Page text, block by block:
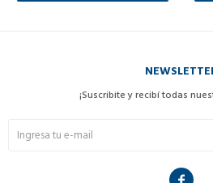
¡Suscribite y recibí todas
